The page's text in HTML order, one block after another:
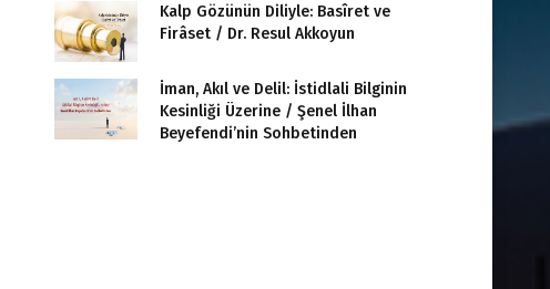
Kalp Gözünün Diliyle: Basîret ve
Firâset / Dr. Resul Akkoyun
İman, Akıl ve Delil: İstidlali Bilginin
Kesinliği Üzerine / Şenel İlhan
Beyefendi’nin Sohbetinden